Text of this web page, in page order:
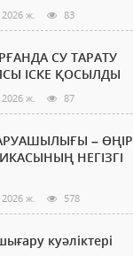
ж. 83
СУ ТАРАТУ
ІСКЕ ҚОСЫЛДЫ
ж. 87
– ӨҢІР
НЕГІЗГІ
ж. 578
куәліктері